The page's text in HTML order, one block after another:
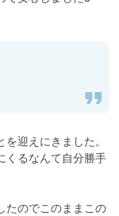
迎えにきました。
くるなんて自分勝手
たのでこのままこの